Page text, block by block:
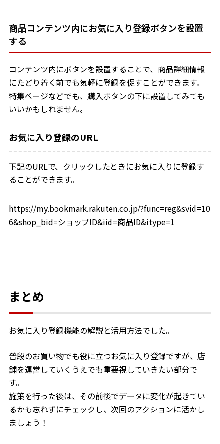
商品コンテンツ内にお気に入り登録ボタンを設置
する
コンテンツ内にボタンを設置することで、商品詳細情報
にたどり着く前でも気軽に登録を促すことができます。
特集ページなどでも、購入ボタンの下に設置してみても
いいかもしれません。
お気に入り登録のURL
下記のURLで、クリックしたときにお気に入りに登録す
ることができます。
https://my.bookmark.rakuten.co.jp/?func=reg&svid=10
6&shop_bid=ショップID&iid=商品ID&itype=1
まとめ
お気に入り登録機能の解説と活用方法でした。
普段のお買い物でも役に立つお気に入り登録ですが、店
舗を運営していくうえでも重要視していきたい部分で
す。
施策を行った後は、その前後でデータに変化が起きてい
るかも忘れずにチェックし、次回のアクションに活かし
ましょう！